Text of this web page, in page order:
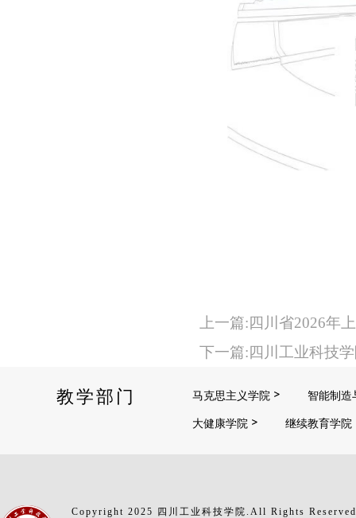
上一篇:四川省2026年
下一篇:四川工业科技
教学部门 马克思主义学院
智能制造
大健康学院
继续教育学院
Copyright 2025 四川工业科技学院.All Rights